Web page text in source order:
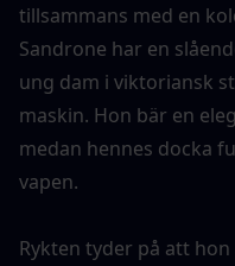
tillsammans med en
Sandrone har en
ung dam i viktoriansk
maskin. Hon bär en
medan hennes docka
vapen.
Rykten tyder på att